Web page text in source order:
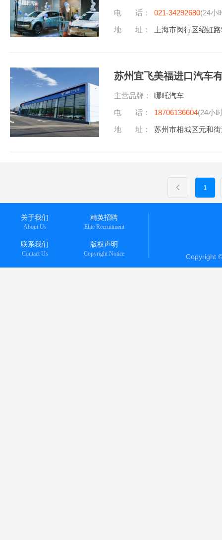
电 话： 021-34292680(24小
地 址：
上海市闵行区绍虹
苏州宜飞美福进口汽车
主营品牌：
哪吒汽车
电 话：
18706136604(24小
地 址：
苏州市相城区元和
1
关于我们
About Us
精英招聘
Elite Recruitment
联系我们
Contact Us
版权声明
Copyright Notice Copyright